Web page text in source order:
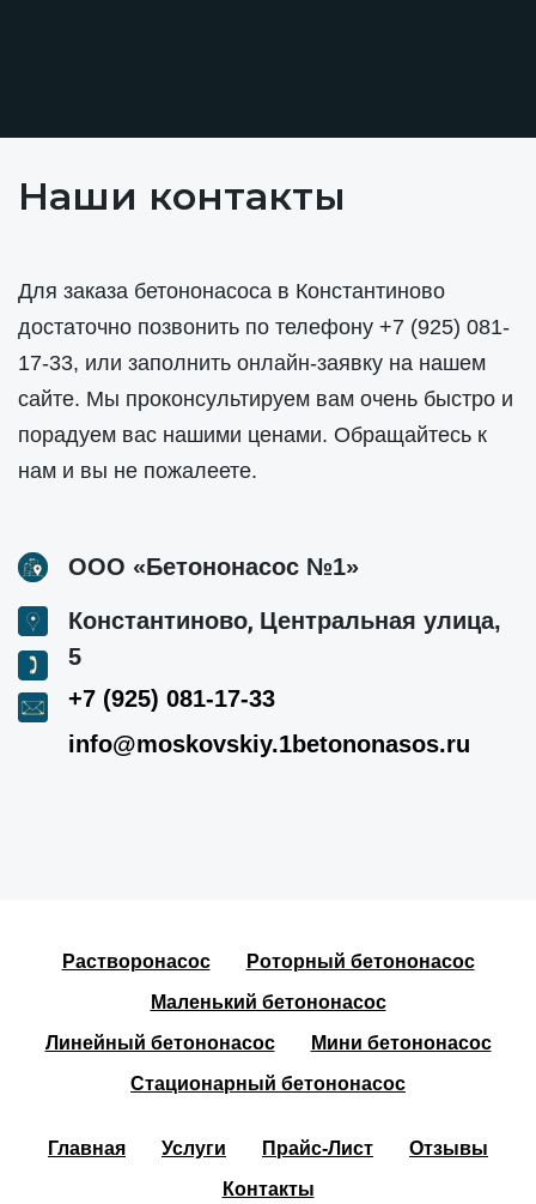
Наши контакты
Для заказа бетононасоса в Константиново
достаточно позвонить по телефону +7 (925) 081-
17-33, или заполнить онлайн-заявку на нашем
сайте. Мы проконсультируем вам очень быстро и
порадуем вас нашими ценами. Обращайтесь к
нам и вы не пожалеете.
ООО «Бетононасос №1»
Константиново, Центральная улица,
5
+7 (925) 081-17-33
info@moskovskiy.1betononasos.ru
Растворонасос
Роторный бетононасос
Маленький бетононасос
Линейный бетононасос
Мини бетононасос
Стационарный бетононасос
Главная Услуги Прайс-Лист
Отзывы
Контакты